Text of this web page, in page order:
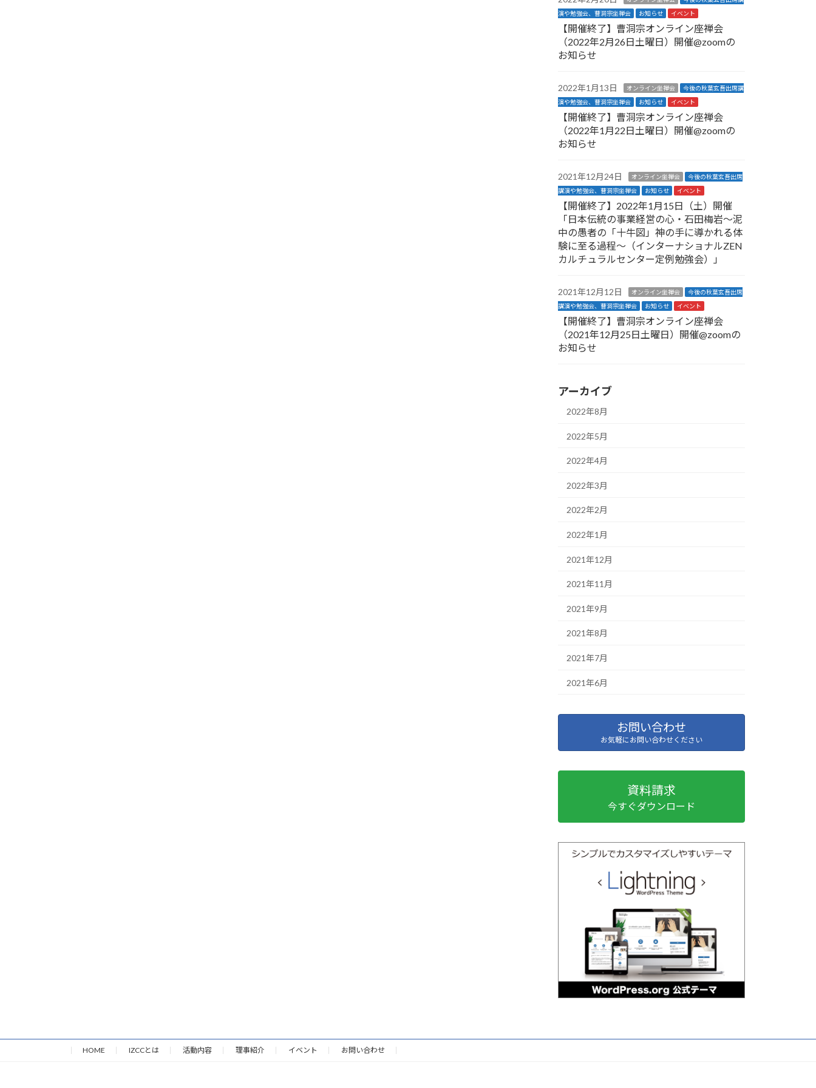
演や勉強会、曹洞宗坐禅会
お知らせ イベント
【開催終了】曹洞宗オンライン座禅会
（2022年2月26日土曜日）開催@zoomの
お知らせ
2022年1月13日 オンライン坐禅会
今後の秋葉玄吾出席講
演や勉強会、曹洞宗坐禅会
お知らせ イベント
【開催終了】曹洞宗オンライン座禅会
（2022年1月22日土曜日）開催@zoomの
お知らせ
2021年12月24日 オンライン坐禅会
今後の秋葉玄吾出席
講演や勉強会、曹洞宗坐禅会
お知らせ イベント
【開催終了】2022年1月15日（土）開催
「日本伝統の事業経営の心・石田梅岩〜泥
中の愚者の「十牛図」神の手に導かれる体
験に至る過程〜（インターナショナルZEN
カルチュラルセンター定例勉強会）」
2021年12月12日 オンライン坐禅会
今後の秋葉玄吾出席
講演や勉強会、曹洞宗坐禅会
お知らせ イベント
【開催終了】曹洞宗オンライン座禅会
（2021年12月25日土曜日）開催@zoomの
お知らせ
アーカイブ
2022年8月
2022年5月
2022年4月
2022年3月
2022年2月
2022年1月
2021年12月
2021年11月
2021年9月
2021年8月
2021年7月
2021年6月
お問い合わせ
お気軽にお問い合わせください
資料請求
今すぐダウンロード
HOME IZCCとは 活動内容 理事紹介 イベント お問い合わせ